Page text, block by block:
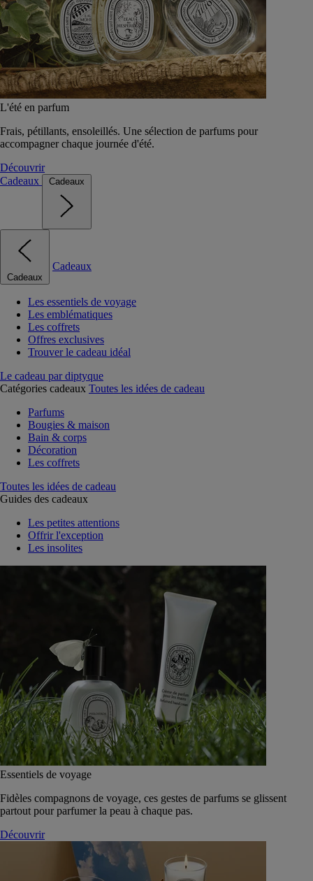
L'été en parfum
Frais, pétillants, ensoleillés. Une sélection de parfums pour
accompagner chaque journée d'été.
Découvrir
Cadeaux
Cadeaux
Cadeaux
Cadeaux
Les essentiels de voyage
Les emblématiques
Les coffrets
Offres exclusives
Trouver le cadeau idéal
Le cadeau par diptyque
Catégories cadeaux Toutes les idées de cadeau
Parfums
Bougies & maison
Bain & corps
Décoration
Les coffrets
Toutes les idées de cadeau
Guides des cadeaux
Les petites attentions
Offrir l'exception
Les insolites
Essentiels de voyage
Fidèles compagnons de voyage, ces gestes de parfums se glissent
partout pour parfumer la peau à chaque pas.
Découvrir